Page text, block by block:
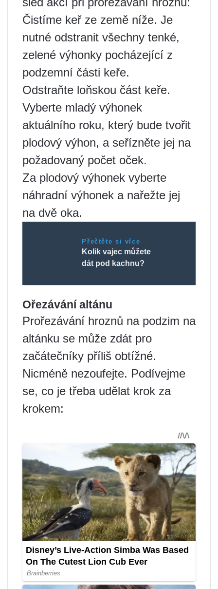
Čistíme keř ze země níže. Je
nutné odstranit všechny tenké,
zelené výhonky pocházející z
podzemní části keře.
Odstraňte loňskou část keře.
Vyberte mladý výhonek
aktuálního roku, který bude tvořit
plodový výhon, a seřízněte jej na
požadovaný počet oček.
Za plodový výhonek vyberte
náhradní výhonek a nařežte jej
na dvě oka.
Přečtěte si více
Kolik vajec můžete
dát pod kachnu?
Ořezávání altánu
Prořezávání hroznů na podzim na
altánku se může zdát pro
začátečníky příliš obtížné.
Nicméně nezoufejte. Podívejme
se, co je třeba udělat krok za
krokem: